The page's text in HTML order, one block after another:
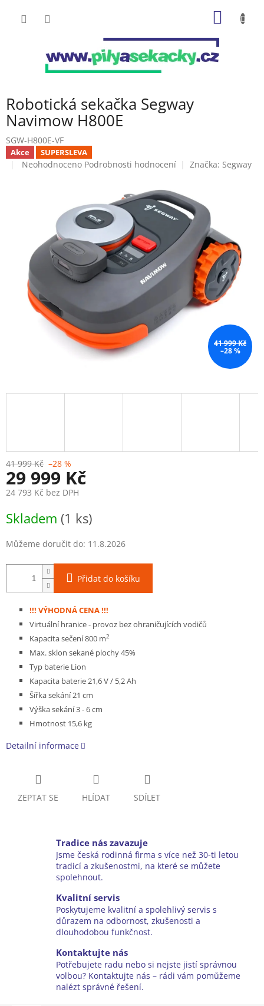
Robotická sekačka Segway
Navimow H800E
SGW-H800E-VF
Akce SUPERSLEVA
Průměrné
hvězdiček.
Neohodnoceno Podrobnosti hodnocení Značka: Segway
41 999 Kč
–28 %
41 999 Kč –28 %
29 999 Kč
24 793 Kč bez DPH
cena:
Skladem (1 ks)
Můžeme doručit do: 11.8.2026
Přidat do košíku
!!! VÝHODNÁ CENA !!!
Virtuální hranice - provoz bez ohraničujících vodičů
Kapacita sečení 800 m2
Max. sklon sekané plochy 45%
Typ baterie Lion
Kapacita baterie 21,6 V / 5,2 Ah
Šířka sekání 21 cm
Výška sekání 3 - 6 cm
Hmotnost 15,6 kg
Detailní informace
ZEPTAT SE HLÍDAT SDÍLET
Tradice nás zavazuje
Jsme česká rodinná firma s více než 30-ti letou
tradicí a zkušenostmi, na které se můžete
spolehnout.
Kvalitní servis
Poskytujeme kvalitní a spolehlivý servis s
důrazem na odbornost, zkušenosti a
dlouhodobou funkčnost.
Kontaktujte nás
Potřebujete radu nebo si nejste jistí správnou
volbou? Kontaktujte nás – rádi vám pomůžeme
nalézt správné řešení.